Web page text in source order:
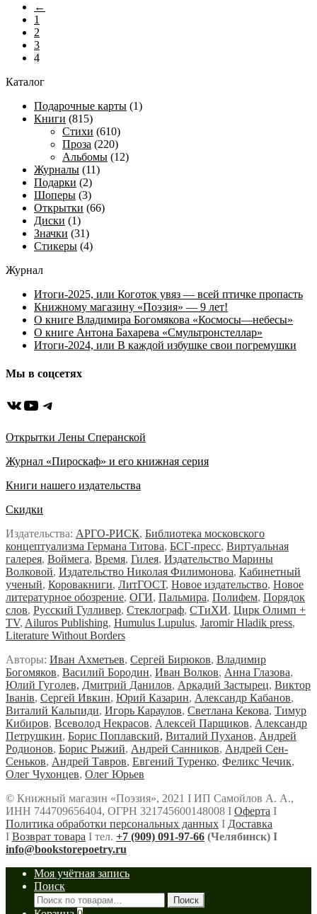
←
1
2
3
4
Каталог
Подарочные карты (1)
Книги (815)
Стихи (610)
Проза (220)
Альбомы (12)
Журналы (11)
Подарки (2)
Шоперы (3)
Открытки (66)
Диски (1)
Значки (31)
Стикеры (4)
Журнал
Итоги-2025, или Коготок увяз — всей птичке пропасть
Книжному магазину «Поэзия» — 9 лет!
О книге Владимира Богомякова «Космосы—небесы»
О книге Антона Бахарева «Смультронстеллар»
Итоги-2024, или В каждой избушке свои погремушки
Мы в соцсетях
ВКонтакте
YouTube
Telegram
Открытки Лены Сперанской
Журнал «Пироскаф» и его книжная серия
Книги нашего издательства
Скидки
Издательства: АРГО-РИСК, Библиотека московского
концептуализма Германа Титова, БСГ-пресс, Виртуальная
галерея, Воймега, Время, Гилея, Издательство Марины
Волковой, Издательство Николая Филимонова, Кабинетный
ученый, Коровакниги, ЛитГОСТ, Новое издательство, Новое
литературное обозрение, ОГИ, Пальмира, Полифем, Порядок
слов, Русский Гулливер, Стеклограф, СТиХИ, Цирк Олимп +
TV, Ailuros Publishing, Humulus Lupulus, Jaromir Hladik press,
Literature Without Borders
Авторы: Иван Ахметьев, Сергей Бирюков, Владимир
Богомяков, Василий Бородин, Иван Волков, Анна Глазова,
Юлий Гуголев, Дмитрий Данилов, Аркадий Застырец, Виктор
Iванiв, Сергей Ивкин, Юрий Казарин, Александр Кабанов,
Виталий Кальпиди, Игорь Караулов, Светлана Кекова, Тимур
Кибиров, Всеволод Некрасов, Алексей Парщиков, Александр
Петрушкин, Борис Поплавский, Виталий Пуханов, Андрей
Родионов, Борис Рыжий, Андрей Санников, Андрей Сен-
Сеньков, Андрей Тавров, Евгений Туренко, Феликс Чечик,
Олег Чухонцев, Олег Юрьев
© Книжный магазин «Поэзия», 2021 Ι ИП Самойлов А. А.,
ИНН 744709656404, ОГРН 321745600148008 Ι Оферта Ι
Политика обработки персональных данных Ι Доставка
Ι Возврат товара Ι тел. +7 (909) 091-97-66 (Челябинск) Ι
info@bookstorepoetry.ru
Моя учётная запись
Поиск
Искать:
Поиск